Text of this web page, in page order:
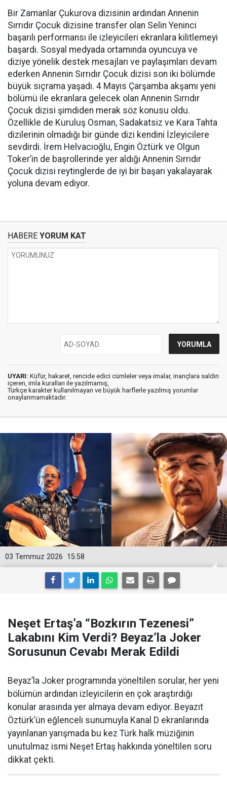
Bir Zamanlar Çukurova dizisinin ardından Annenin
Sırrıdır Çocuk dizisine transfer olan Selin Yeninci
başarılı performansı ile izleyicileri ekranlara kilitlemeyi
başardı. Sosyal medyada ortamında oyuncuya ve
diziye yönelik destek mesajları ve paylaşımları devam
ederken Annenin Sırrıdır Çocuk dizisi son iki bölümde
büyük sıçrama yaşadı. 4 Mayıs Çarşamba akşamı yeni
bölümü ile ekranlara gelecek olan Annenin Sırrıdır
Çocuk dizisi şimdiden merak söz konusu oldu.
Özellikle de Kuruluş Osman, Sadakatsiz ve Kara Tahta
dizilerinin olmadığı bir günde dizi kendini İzleyicilere
sevdirdi. İrem Helvacıoğlu, Engin Öztürk ve Olgun
Toker’in de başrollerinde yer aldığı Annenin Sırrıdır
Çocuk dizisi reytinglerde de iyi bir başarı yakalayarak
yoluna devam ediyor.
HABERE YORUM KAT
UYARI: Küfür, hakaret, rencide edici cümleler veya imalar, inançlara saldırı
içeren, imla kuralları ile yazılmamış,
Türkçe karakter kullanılmayan ve büyük harflerle yazılmış yorumlar
onaylanmamaktadır.
15:58
03 Temmuz 2026
Neşet Ertaş’a “Bozkırın Tezenesi”
Lakabını Kim Verdi? Beyaz’la Joker
Sorusunun Cevabı Merak Edildi
Beyaz’la Joker programında yöneltilen sorular, her yeni
bölümün ardından izleyicilerin en çok araştırdığı
konular arasında yer almaya devam ediyor. Beyazıt
Öztürk’ün eğlenceli sunumuyla Kanal D ekranlarında
yayınlanan yarışmada bu kez Türk halk müziğinin
unutulmaz ismi Neşet Ertaş hakkında yöneltilen soru
dikkat çekti.